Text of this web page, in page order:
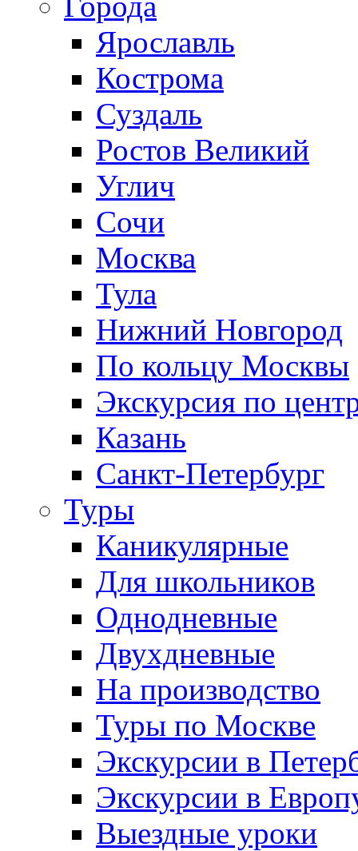
Ярославль
Кострома
Суздаль
Ростов Великий
Углич
Сочи
Москва
Тула
Нижний Новгород
По кольцу Москвы
Экскурсия по
Казань
Санкт-Петербург
Туры
Каникулярные
Для школьников
Однодневные
Двухдневные
На производство
Туры по Москве
Экскурсии в
Экскурсии в
Выездные уроки